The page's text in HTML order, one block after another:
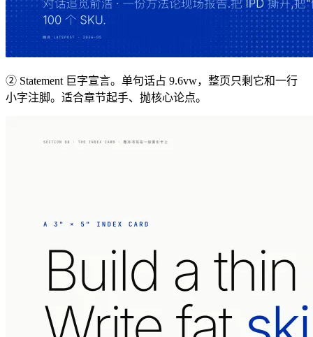
② Statement 巨字宣言。单句话占 9.6vw，整页只剩它和一行
小字注脚。适合章节起手、抛核心论点。